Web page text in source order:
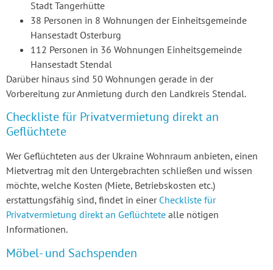
Stadt Tangerhütte
38 Personen in 8 Wohnungen der Einheitsgemeinde
Hansestadt Osterburg
112 Personen in 36 Wohnungen Einheitsgemeinde
Hansestadt Stendal
Darüber hinaus sind 50 Wohnungen gerade in der
Vorbereitung zur Anmietung durch den Landkreis Stendal.
Checkliste für Privatvermietung direkt an
Geflüchtete
Wer Geflüchteten aus der Ukraine Wohnraum anbieten, einen
Mietvertrag mit den Untergebrachten schließen und wissen
möchte, welche Kosten (Miete, Betriebskosten etc.)
erstattungsfähig sind, findet in einer Checkliste für
Privatvermietung direkt an Geflüchtete alle nötigen
Informationen.
Möbel- und Sachspenden